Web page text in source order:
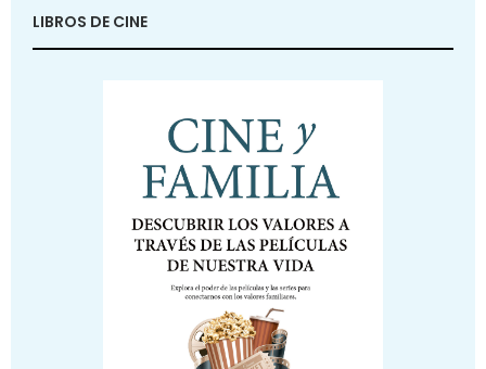
LIBROS DE CINE